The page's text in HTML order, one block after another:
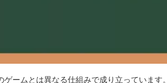
ームとは異なる仕組みで成り立っています。